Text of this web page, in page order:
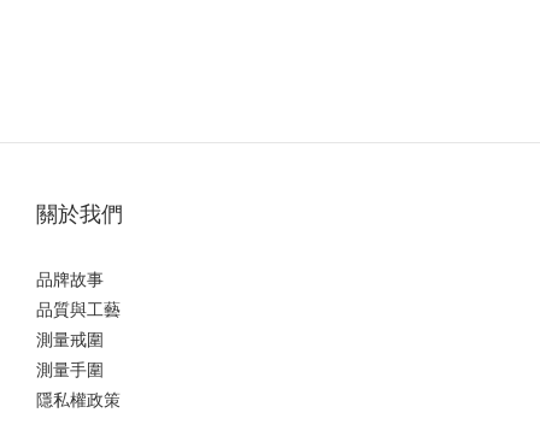
關於我們
品牌故事
品質與工藝
測量戒圍
測量手圍
隱私權政策